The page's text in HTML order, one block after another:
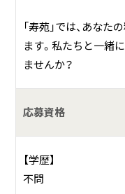
「寿苑」では、あな
ます。私たちと一緒
ませんか？
応募資格
【学歴】
不問